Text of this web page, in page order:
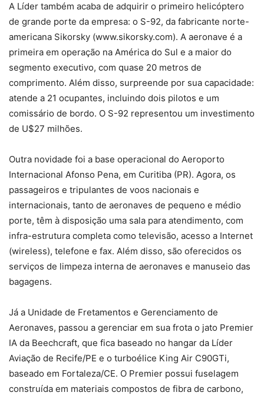
A Líder também acaba de adquirir o primeiro helicóptero
de grande porte da empresa: o S-92, da fabricante norte-
americana Sikorsky (www.sikorsky.com). A aeronave é a
primeira em operação na América do Sul e a maior do
segmento executivo, com quase 20 metros de
comprimento. Além disso, surpreende por sua capacidade:
atende a 21 ocupantes, incluindo dois pilotos e um
comissário de bordo. O S-92 representou um investimento
de U$27 milhões.
Outra novidade foi a base operacional do Aeroporto
Internacional Afonso Pena, em Curitiba (PR). Agora, os
passageiros e tripulantes de voos nacionais e
internacionais, tanto de aeronaves de pequeno e médio
porte, têm à disposição uma sala para atendimento, com
infra-estrutura completa como televisão, acesso a Internet
(wireless), telefone e fax. Além disso, são oferecidos os
serviços de limpeza interna de aeronaves e manuseio das
bagagens.
Já a Unidade de Fretamentos e Gerenciamento de
Aeronaves, passou a gerenciar em sua frota o jato Premier
IA da Beechcraft, que fica baseado no hangar da Líder
Aviação de Recife/PE e o turboélice King Air C90GTi,
baseado em Fortaleza/CE. O Premier possui fuselagem
construída em materiais compostos de fibra de carbono,